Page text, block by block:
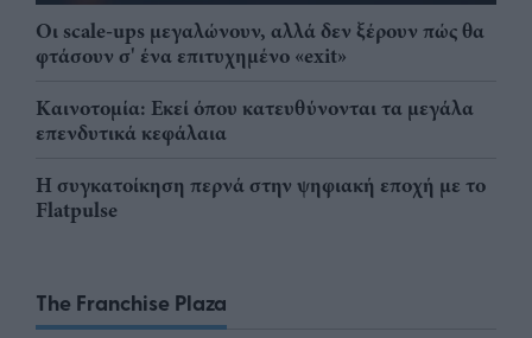
Οι scale-ups μεγαλώνουν, αλλά δεν ξέρουν πώς θα
φτάσουν σ' ένα επιτυχημένο «exit»
Καινοτομία: Εκεί όπου κατευθύνονται τα μεγάλα
επενδυτικά κεφάλαια
Η συγκατοίκηση περνά στην ψηφιακή εποχή με το
Flatpulse
The Franchise Plaza